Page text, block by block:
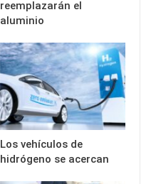
reemplazarán el
aluminio
Los vehículos de
hidrógeno se acercan